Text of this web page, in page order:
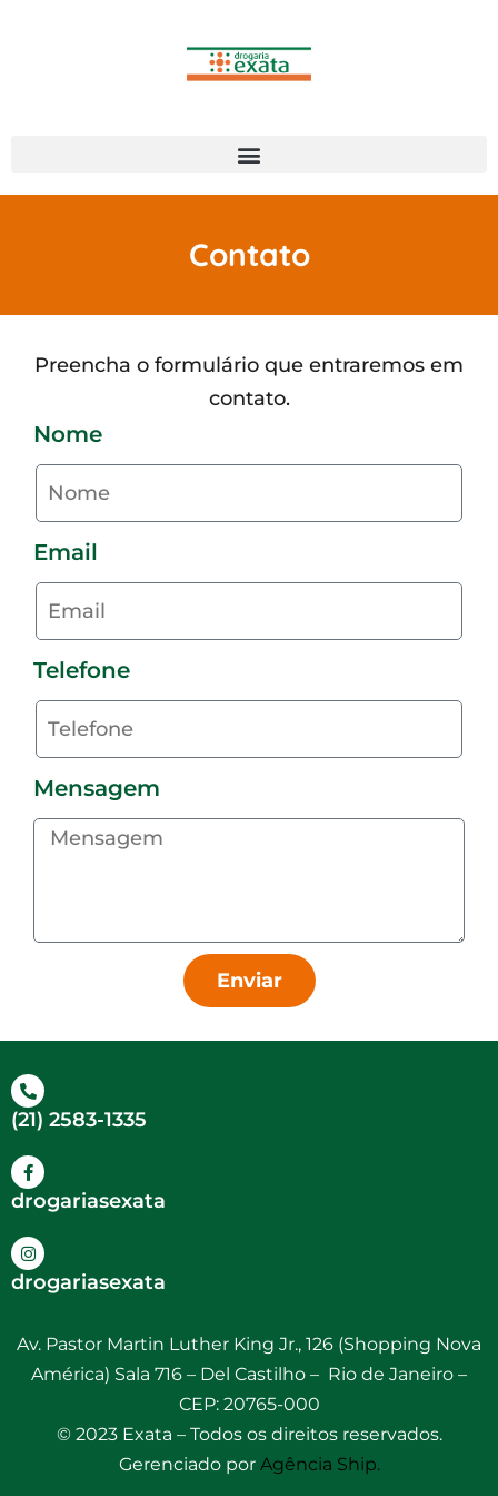
Contato
Preencha o formulário que entraremos em
contato.
Nome
Email
Telefone
Mensagem
Enviar
(21) 2583-1335
drogariasexata
drogariasexata
Av. Pastor Martin Luther King Jr., 126 (Shopping Nova
América) Sala 716 – Del Castilho – Rio de Janeiro –
CEP: 20765-000
© 2023 Exata – Todos os direitos reservados.
Gerenciado por Agência Ship.